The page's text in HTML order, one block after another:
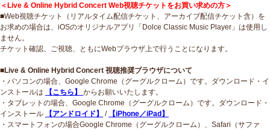
＜Live & Online Hybrid Concert Web視聴チケットをお買い求めの方＞
■Web視聴チケット（リアルタイム配信チケット、アーカイブ配信チケット含）を
お求めの場合は、iOSのオリジナルアプリ「Dolce Classic Music Player」は使用し
ません。
チケット確認、ご視聴、ともにWebブラウザ上で行うことになります。
■Live & Online Hybrid Concert 視聴推奨ブラウザについて
・パソコンの場合、Google Chrome（グーグルクローム）です。ダウンロード・イ
ンストールは
【こちら】
からお願いいたします。
・タブレットの場合、Google Chrome（グーグルクローム）です。ダウンロード・
インストール
【アンドロイド】 /
【iPhone／iPad】
・スマートフォンの場合Google Chrome（グーグルクローム）、Safari（サファ